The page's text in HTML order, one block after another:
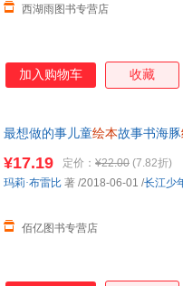
西湖雨图书专营店
加入购物车 收藏
最想做的事儿童绘本故事书海豚
店所有商品均可开票
¥17.19 定价： ¥22.00 (7.82折)
佰亿图书专营店
玛莉·布雷比 著 /2018-06-01 /长江少